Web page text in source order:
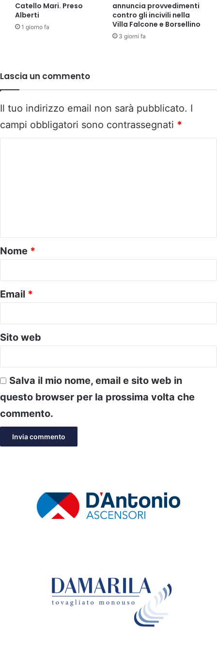
Catello Mari. Preso
Alberti
1 giorno fa
annuncia provvedimenti
contro gli incivili nella
Villa Falcone e Borsellino
3 giorni fa
Lascia un commento
Il tuo indirizzo email non sarà pubblicato. I
campi obbligatori sono contrassegnati *
o
*
Nome *
Email *
Sito web
Salva il mio nome, email e sito web in
questo browser per la prossima volta che
commento.